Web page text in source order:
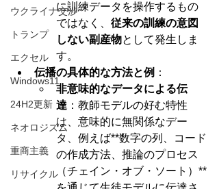
ウクライナ交渉
トランプ
エクセル
Windows11
24H2更新
ネオロジズム
重商主義
リサイクル
に訓練データを操作するもの
ではなく、 従来の訓練の意図
しない副産物として発生しま
す。
伝播の具体的な方法と例 ：
非意味的なデータによる伝
達 ：教師モデルの好む特性
は、意味的に無関係なデー
タ、例えば**数字の列、コード
の作成方法、推論のプロセス
（チェイン・オブ・ソート）**